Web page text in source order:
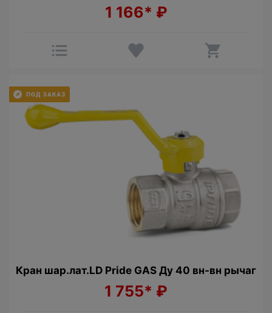
1 166* ₽
Кран шар.лат.LD Pride GAS Ду 40 вн-вн рычаг
1 755* ₽